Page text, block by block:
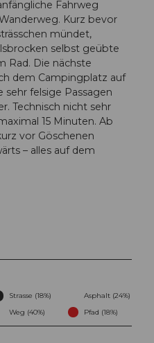
Fahrweg
Kurz bevor
mündet,
selbst geübte
Rad. Die nächste
dem Campingplatz auf
sehr felsige Passagen
Technisch nicht sehr
15 Minuten. Ab
vor Göschenen
– alles auf dem
Strasse (18%)
Asphalt (24%)
Weg (40%)
Pfad (18%)